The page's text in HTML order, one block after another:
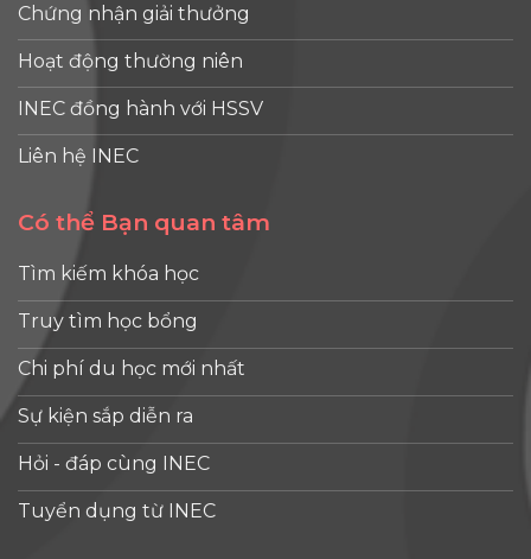
Chứng nhận giải thưởng
Hoạt động thường niên
INEC đồng hành với HSSV
Liên hệ INEC
Có thể Bạn quan tâm
Tìm kiếm khóa học
Truy tìm học bổng
Chi phí du học mới nhất
Sự kiện sắp diễn ra
Hỏi - đáp cùng INEC
Tuyển dụng từ INEC